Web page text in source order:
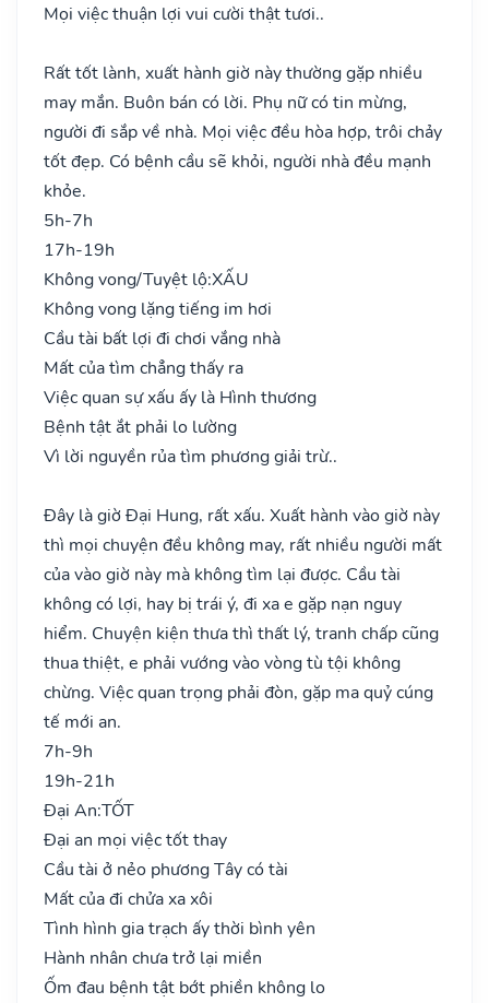
Mọi việc thuận lợi vui cười thật tươi..
Rất tốt lành, xuất hành giờ này thường gặp nhiều
may mắn. Buôn bán có lời. Phụ nữ có tin mừng,
người đi sắp về nhà. Mọi việc đều hòa hợp, trôi chảy
tốt đẹp. Có bệnh cầu sẽ khỏi, người nhà đều mạnh
khỏe.
5h-7h
17h-19h
Không vong/Tuyệt lộ:XẤU
Không vong lặng tiếng im hơi
Cầu tài bất lợi đi chơi vắng nhà
Mất của tìm chẳng thấy ra
Việc quan sự xấu ấy là Hình thương
Bệnh tật ắt phải lo lường
Vì lời nguyền rủa tìm phương giải trừ..
Đây là giờ Đại Hung, rất xấu. Xuất hành vào giờ này
thì mọi chuyện đều không may, rất nhiều người mất
của vào giờ này mà không tìm lại được. Cầu tài
không có lợi, hay bị trái ý, đi xa e gặp nạn nguy
hiểm. Chuyện kiện thưa thì thất lý, tranh chấp cũng
thua thiệt, e phải vướng vào vòng tù tội không
chừng. Việc quan trọng phải đòn, gặp ma quỷ cúng
tế mới an.
7h-9h
19h-21h
Đại An:TỐT
Đại an mọi việc tốt thay
Cầu tài ở nẻo phương Tây có tài
Mất của đi chửa xa xôi
Tình hình gia trạch ấy thời bình yên
Hành nhân chưa trở lại miền
Ốm đau bệnh tật bớt phiền không lo